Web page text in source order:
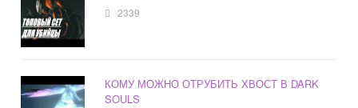
2339
КОМУ МОЖНО ОТРУБИТЬ ХВОСТ В DARK
SOULS